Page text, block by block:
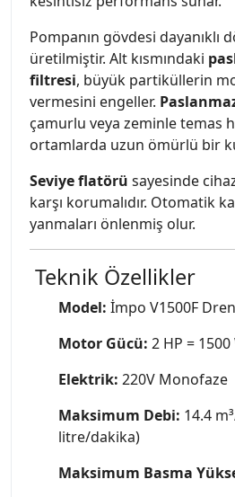
Pompanın gövdesi dayanıklı
üretilmiştir. Alt kısmındaki
filtresi, büyük partiküllerin
vermesini engeller.
çamurlu veya zeminle temas
ortamlarda uzun ömürlü bir
Seviye flatörü sayesinde
karşı korumalıdır. Otomatik
yanmaları önlenmiş olur.
Teknik Özellikler
Model: İmpo V1500F
Motor Gücü: 2 HP =
Elektrik: 220V Monofaze
Maksimum Debi: 14.4
litre/dakika)
Maksimum Basma